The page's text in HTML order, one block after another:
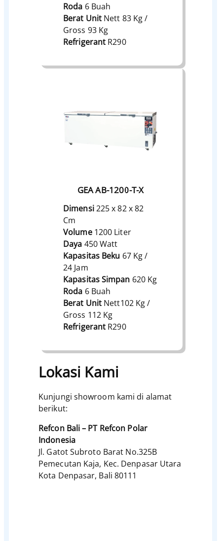
Roda 6 Buah
Berat Unit Nett 83 Kg /
Gross 93 Kg
Refrigerant R290
GEA AB-1200-T-X
Dimensi225 x 82 x 82
Cm
Volume 1200 Liter
Daya 450 Watt
Kapasitas Beku 67 Kg /
24 Jam
Kapasitas Simpan 620 Kg
Roda 6 Buah
Berat Unit Nett102 Kg /
Gross 112 Kg
Refrigerant R290
Lokasi Kami
Kunjungi showroom kami di alamat
berikut:
Refcon Bali – PT Refcon Polar
Indonesia
Jl. Gatot Subroto Barat No.325B
Pemecutan Kaja, Kec. Denpasar Utara
Kota Denpasar, Bali 80111